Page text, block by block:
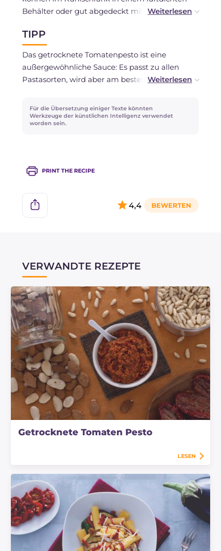
Behälter oder gut abgedeckt mit
werden. Wenn Sie Pesto übrig haben, können
Sie es einfrieren und bei Bedarf im Kühlschrank
auftauen.
TIPP
Das getrocknete Tomatenpesto ist eine
außergewöhnliche Sauce: Es passt zu allen
Pastasorten, wird aber am besten von kurzen
das Gericht vor dem Servieren veredeln
möchten, empfehlen wir, einige ganze
Für die Übersetzung einiger Texte könnten
Werkzeuge der künstlichen Intelligenz verwendet
worden sein.
PRINT THE RECIPE
4,4
VERWANDTE REZEPTE
Getrocknete Tomaten Pesto
LESEN